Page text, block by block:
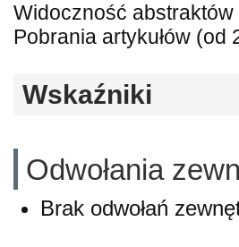
Widoczność abstraktów
Pobrania artykułów
Wskaźniki
Odwołania
Brak odwołań